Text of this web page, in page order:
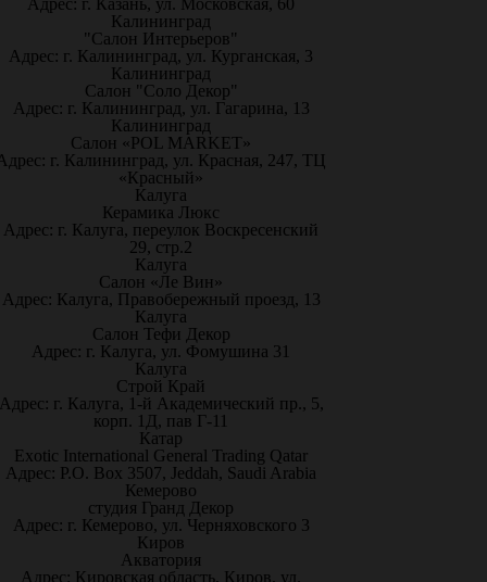
Адрес: г. Казань, ул. Московская, 60
Калининград
"Салон Интерьеров"
Адрес: г. Калининград, ул. Курганская, 3
Калининград
Салон "Соло Декор"
Адрес: г. Калининград, ул. Гагарина, 13
Калининград
Салон «POL MARKET»
г. Калининград, ул. Красная, 247, ТЦ
«Красный»
Калуга
Керамика Люкс
Адрес: г. Калуга, переулок Воскресенский
29, стр.2
Калуга
Салон «Ле Вин»
Адрес: Калуга, Правобережный проезд, 13
Калуга
Салон Тефи Декор
Адрес: г. Калуга, ул. Фомушина 31
Калуга
Строй Край
г. Калуга, 1-й Академический пр., 5,
корп. 1Д, пав Г-11
Катар
Exotic International General Trading Qatar
Адрес: P.O. Box 3507, Jeddah, Saudi Arabia
Кемерово
студия Гранд Декор
Адрес: г. Кемерово, ул. Черняховского 3
Киров
Акватория
Адрес: Кировская область, Киров, ул.